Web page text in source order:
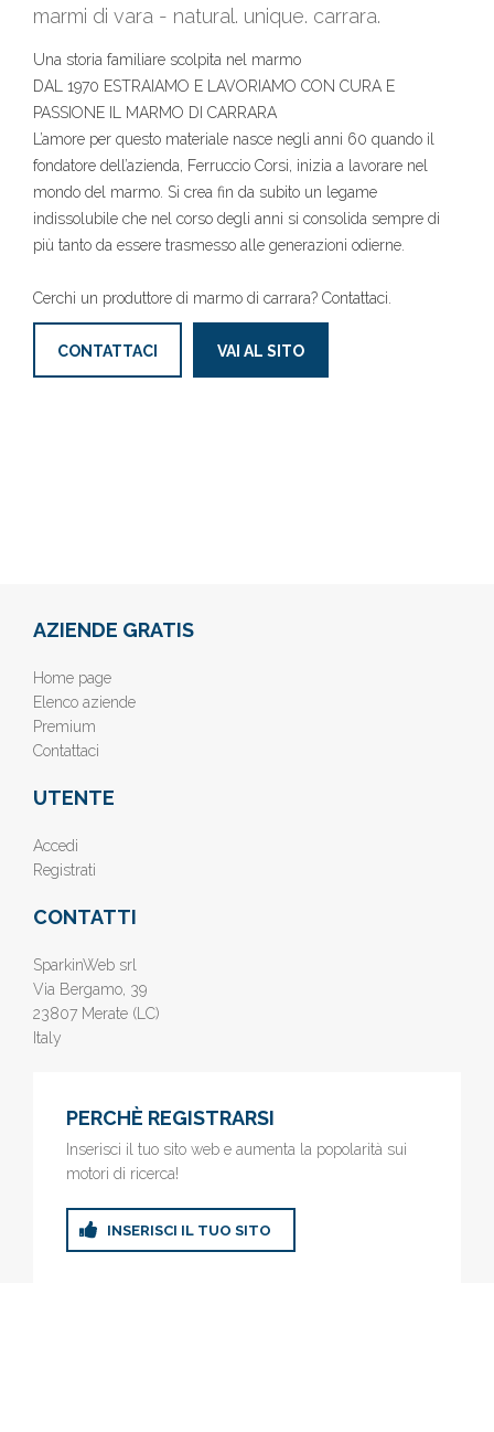
marmi di vara - natural. unique. carrara.
Una storia familiare scolpita nel marmo
DAL 1970 ESTRAIAMO E LAVORIAMO CON CURA E
PASSIONE IL MARMO DI CARRARA
L’amore per questo materiale nasce negli anni 60 quando il
fondatore dell’azienda, Ferruccio Corsi, inizia a lavorare nel
mondo del marmo. Si crea fin da subito un legame
indissolubile che nel corso degli anni si consolida sempre di
più tanto da essere trasmesso alle generazioni odierne.
Cerchi un produttore di marmo di carrara? Contattaci.
CONTATTACI VAI AL SITO
AZIENDE GRATIS
Home page
Elenco aziende
Premium
Contattaci
UTENTE
Accedi
Registrati
CONTATTI
SparkinWeb srl
Via Bergamo, 39
23807 Merate (LC)
Italy
PERCHÈ REGISTRARSI
Inserisci il tuo sito web e aumenta la popolarità sui
motori di ricerca!
INSERISCI IL TUO SITO